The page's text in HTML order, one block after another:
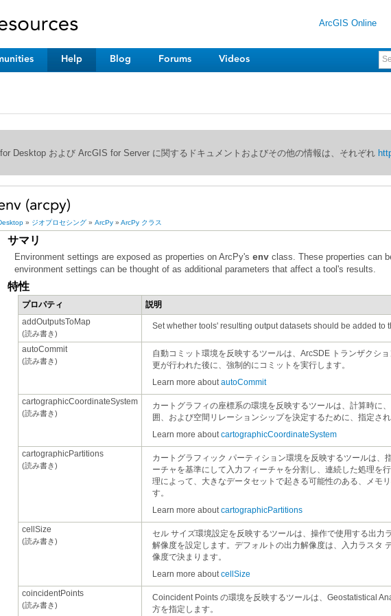
ArcGIS Online
Help Blog Forums Videos
Desktop および ArcGIS for Server に関するドキュメントおよびその他の情報は、それぞれ
(arcpy)
» ジオプロセシング » ArcPy » ArcPy クラス
サマリ
Environment settings are exposed as properties on ArcPy's env
environment settings can be thought of as additional parameters that affect a tool's results.
特性
プロパティ 説明
addOutputsToMap
(読み書き)
Set whether tools' resulting output datasets should be added to
autoCommit
(読み書き)
更が行われた後に、強制的にコミットを実行します。
Learn more aboutautoCommit
cartographicCoordinateSystem
(読み書き)
囲、および空間リレーションシップを決定するために、指定さ
Learn more aboutcartographicCoordinateSystem
cartographicPartitions
(読み書き)
す。
Learn more aboutcartographicPartitions
cellSize
(読み書き)
像度で決まります。
Learn more aboutcellSize
coincidentPoints
(読み書き) 方を指定します。